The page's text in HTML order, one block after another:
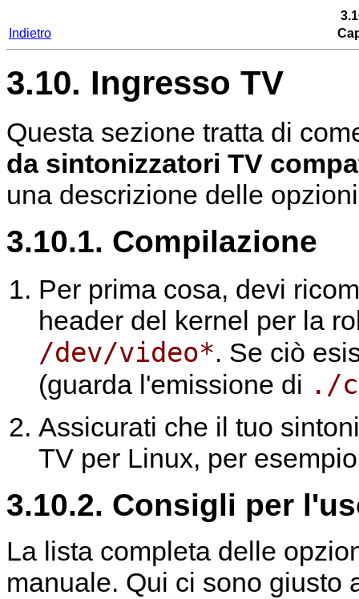
Indietro
3.10. Ingresso TV
Questa sezione tratta di
da sintonizzatori TV
una descrizione delle
3.10.1. Compilazione
Per prima cosa, devi
header del kernel per la
/dev/video*. Se ciò
(guarda l'emissione di ./
Assicurati che il tuo
TV per Linux, per
3.10.2. Consigli per
La lista completa delle
manuale. Qui ci sono giusto